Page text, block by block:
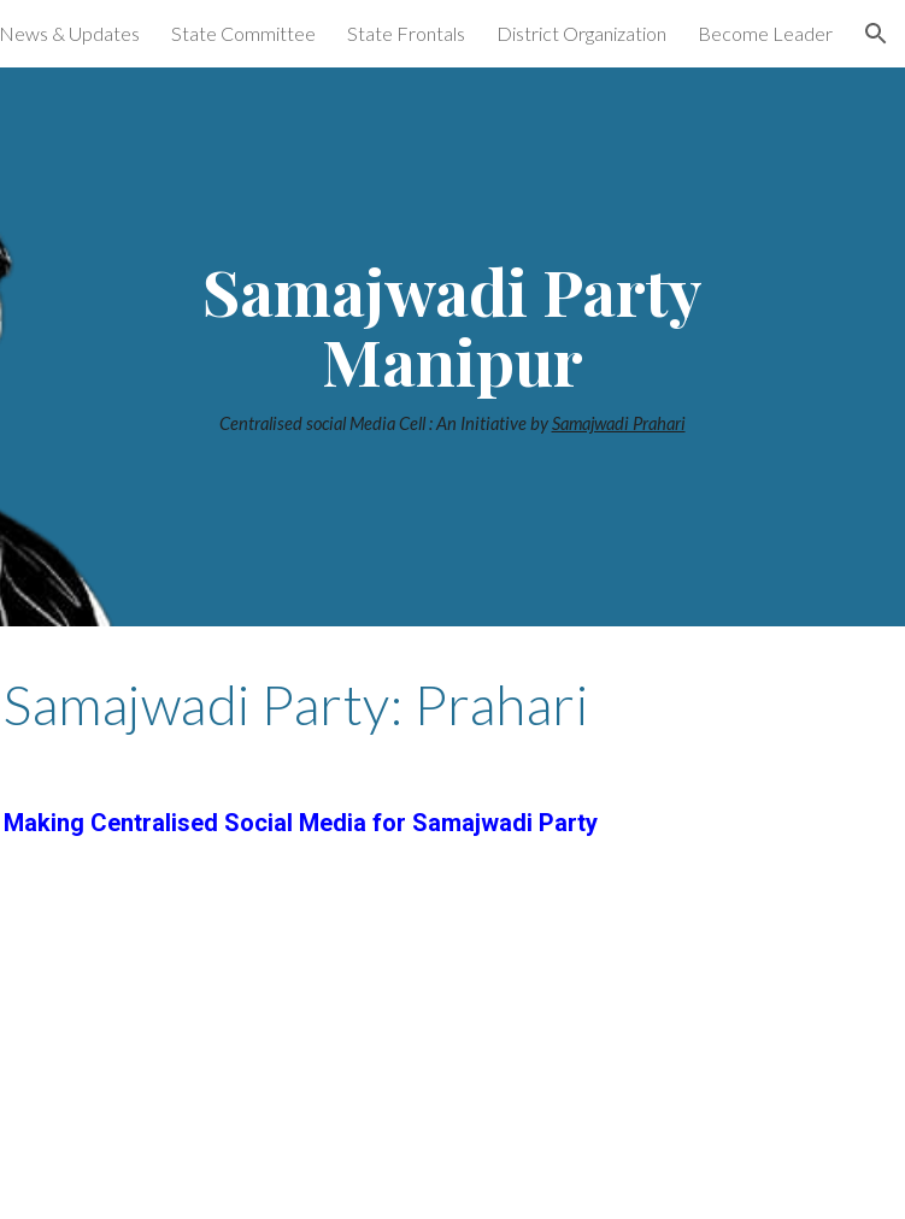
Skip to navigation
News & Updates State Committee State Frontals District Organization Become Leader
Samajwadi Party
Manipur
Centralised social Media Cell : An Initiative bySamajwadi Prahari
Samajwadi Party: Prahari
Making Centralised Social Media for Samajwadi Party